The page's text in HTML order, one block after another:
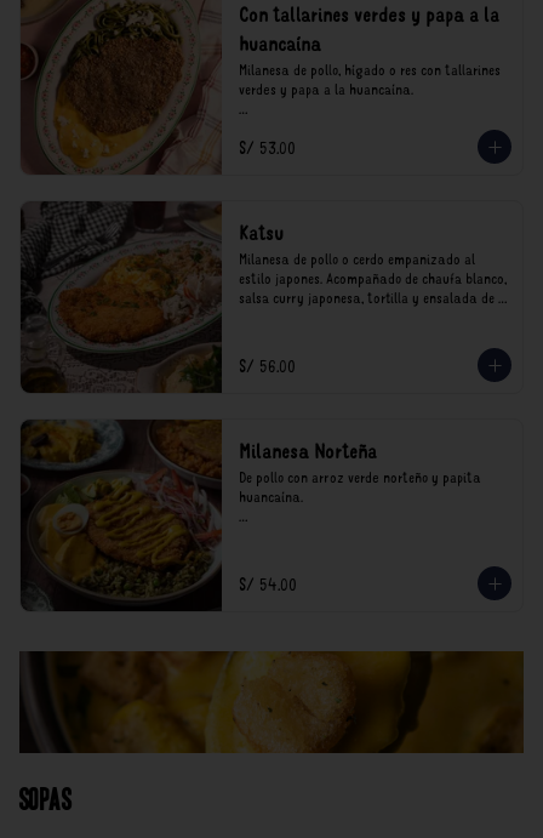
Con tallarines verdes y papa a la
huancaína
Milanesa de pollo, hígado o res con tallarines
verdes y papa a la huancaína.
*Nuestros precios están expresados en soles e
incluyen impuestos de ley y recargo al
S/ 53.00
Katsu
Milanesa de pollo o cerdo empanizado al
estilo japones. Acompañado de chaufa blanco,
salsa curry japonesa, tortilla y ensalada de
*Nuestros precios están expresados en soles e
incluyen impuestos de ley y recargo al
S/ 56.00
Milanesa Norteña
De pollo con arroz verde norteño y papita
huancaína.
consumo.
S/ 54.00
Sopas